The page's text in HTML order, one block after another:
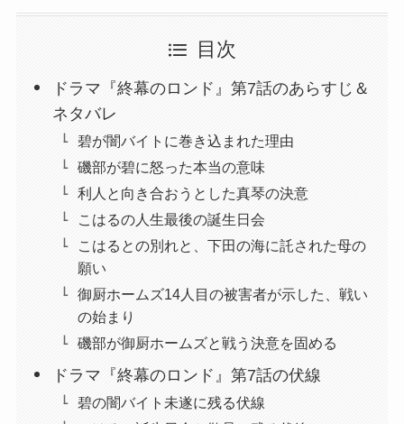
目次
ドラマ『終幕のロンド』第7話のあらすじ＆
ネタバレ
碧が闇バイトに巻き込まれた理由
磯部が碧に怒った本当の意味
利人と向き合おうとした真琴の決意
こはるの人生最後の誕生日会
こはるとの別れと、下田の海に託された母の
願い
御厨ホームズ14人目の被害者が示した、戦い
の始まり
磯部が御厨ホームズと戦う決意を固める
ドラマ『終幕のロンド』第7話の伏線
碧の闇バイト未遂に残る伏線